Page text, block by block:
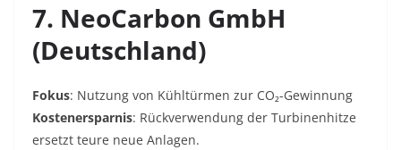
7. NeoCarbon GmbH
(Deutschland)
Fokus: Nutzung von Kühltürmen zur CO₂-Gewinnung
Kostenersparnis: Rückverwendung der Turbinenhitze
ersetzt teure neue Anlagen.